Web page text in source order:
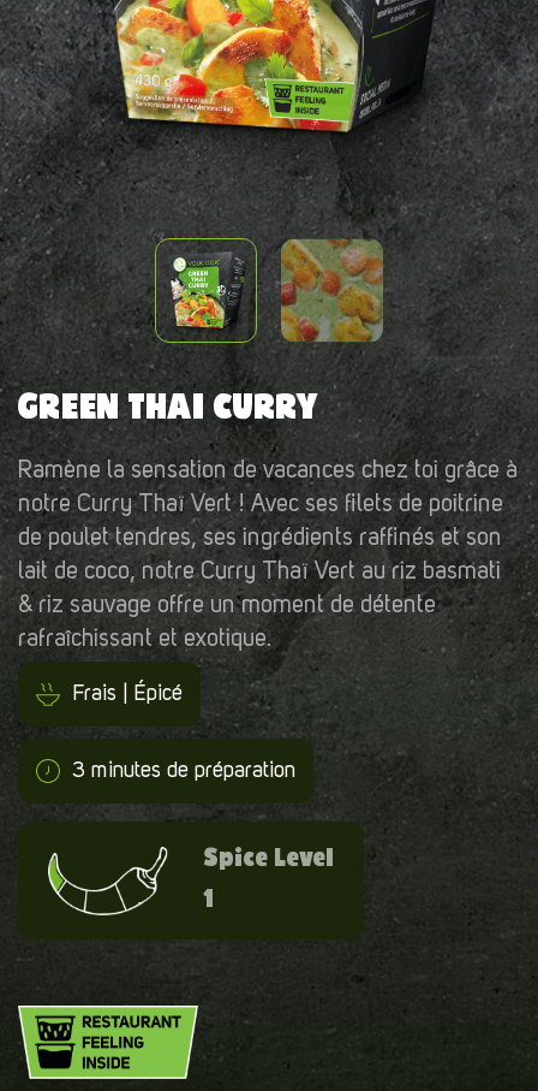
GREEN THAI CURRY
Ramène la sensation de vacances chez toi grâce à
notre Curry Thaï Vert ! Avec ses filets de poitrine
de poulet tendres, ses ingrédients raffinés et son
lait de coco, notre Curry Thaï Vert au riz basmati
& riz sauvage offre un moment de détente
rafraîchissant et exotique.
Frais | Épicé
3 minutes de préparation
Spice Level
1